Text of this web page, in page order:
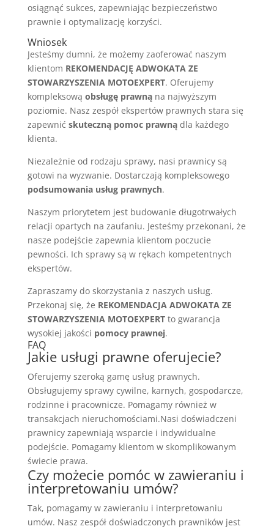
osiągnąć sukces, zapewniając bezpieczeństwo
prawnie i optymalizację korzyści.
Wniosek
Jesteśmy dumni, że możemy zaoferować naszym
klientom REKOMENDACJĘ ADWOKATA ZE
STOWARZYSZENIA MOTOEXPERT. Oferujemy
kompleksową obsługę prawnąna najwyższym
poziomie. Nasz zespół ekspertów prawnych stara się
zapewnić skuteczną pomoc prawnądla każdego
klienta.
Niezależnie od rodzaju sprawy, nasi prawnicy są
gotowi na wyzwanie. Dostarczają kompleksowego
podsumowania usług prawnych.
Naszym priorytetem jest budowanie długotrwałych
relacji opartych na zaufaniu. Jesteśmy przekonani, że
nasze podejście zapewnia klientom poczucie
pewności. Ich sprawy są w rękach kompetentnych
ekspertów.
Zapraszamy do skorzystania z naszych usług.
Przekonaj się, że REKOMENDACJA ADWOKATA ZE
STOWARZYSZENIA MOTOEXPERTto gwarancja
wysokiej jakości pomocy prawnej.
FAQ
Jakie usługi prawne oferujecie?
Oferujemy szeroką gamę usług prawnych.
Obsługujemy sprawy cywilne, karnych, gospodarcze,
rodzinne i pracownicze. Pomagamy również w
transakcjach nieruchomościami.Nasi doświadczeni
prawnicy zapewniają wsparcie i indywidualne
podejście. Pomagamy klientom w skomplikowanym
świecie prawa.
Czy możecie pomóc w zawieraniu i
interpretowaniu umów?
Tak, pomagamy w zawieraniu i interpretowaniu
umów. Nasz zespół doświadczonych prawników jest